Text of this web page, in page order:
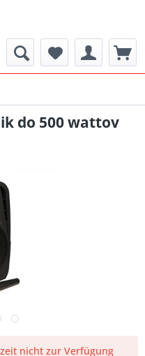
do 500 wattov
nicht zur Verfügung